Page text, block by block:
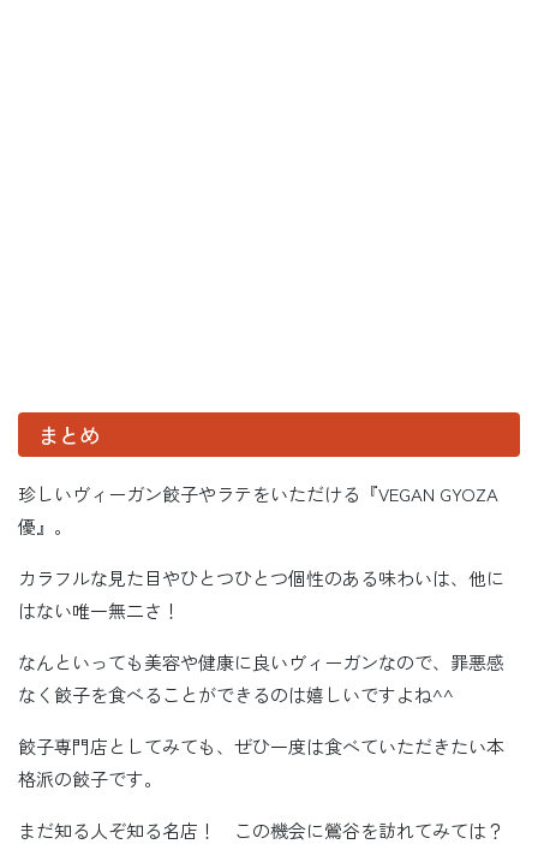
まとめ
珍しいヴィーガン餃子やラテをいただける『VEGAN GYOZA
優』。
カラフルな見た目やひとつひとつ個性のある味わいは、他に
はない唯一無二さ！
なんといっても美容や健康に良いヴィーガンなので、罪悪感
なく餃子を食べることができるのは嬉しいですよね^^
餃子専門店としてみても、ぜひ一度は食べていただきたい本
格派の餃子です。
まだ知る人ぞ知る名店！ この機会に鶯谷を訪れてみては？